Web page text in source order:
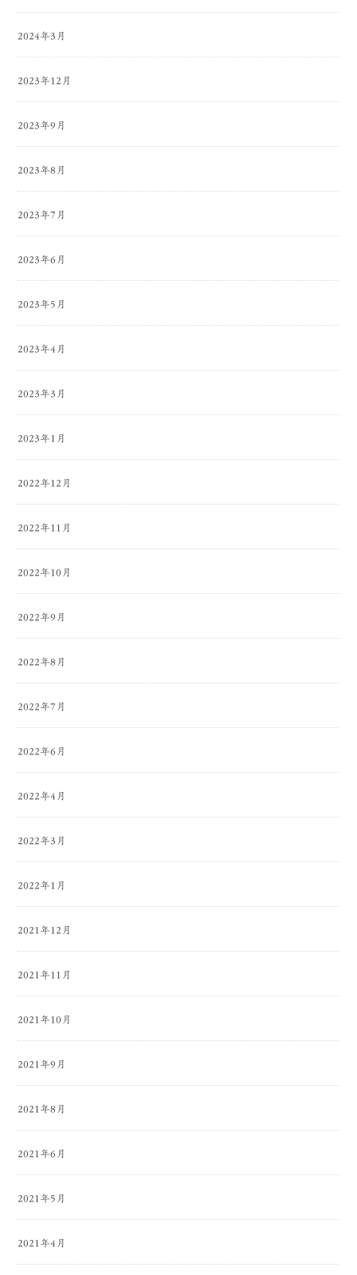
2024年3月
2023年12月
2023年9月
2023年8月
2023年7月
2023年6月
2023年5月
2023年4月
2023年3月
2023年1月
2022年12月
2022年11月
2022年10月
2022年9月
2022年8月
2022年7月
2022年6月
2022年4月
2022年3月
2022年1月
2021年12月
2021年11月
2021年10月
2021年9月
2021年8月
2021年6月
2021年5月
2021年4月